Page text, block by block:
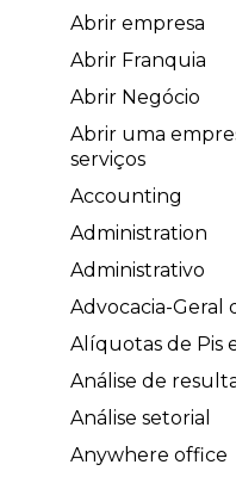
Abrir empresa
Abrir Franquia
Abrir Negócio
Abrir uma
serviços
Accounting
Administration
Administrativo
Advocacia-Geral
Alíquotas de Pis
Análise de
Análise setorial
Anywhere office